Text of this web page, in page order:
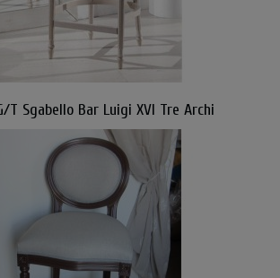
T Sgabello Bar Luigi XVI Tre Archi